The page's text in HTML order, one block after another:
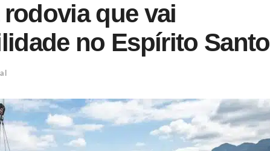
que vai
no Espírito Santo